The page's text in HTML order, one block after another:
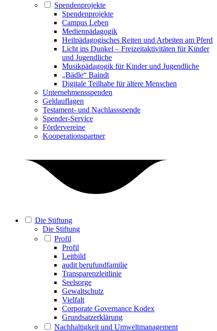
Spendenprojekte
Spendenprojekte
Campus Leben
Medienpädagogik
Heilpädagogisches Reiten und Arbeiten am Pferd
Licht ins Dunkel – Freizeitaktivitäten für Kinder
und Jugendliche
Musikpädagogik für Kinder und Jugendliche
„Bädle“ Baindt
Digitale Teilhabe für ältere Menschen
Unternehmensspenden
Geldauflagen
Testament- und Nachlassspende
Spender-Service
Fördervereine
Kooperationspartner
Die Stiftung
Die Stiftung
Profil
Profil
Leitbild
audit berufundfamilie
Transparenzleitlinie
Seelsorge
Gewaltschutz
Vielfalt
Corporate Governance Kodex
Grundsatzerklärung
Nachhaltigkeit und Umweltmanagement